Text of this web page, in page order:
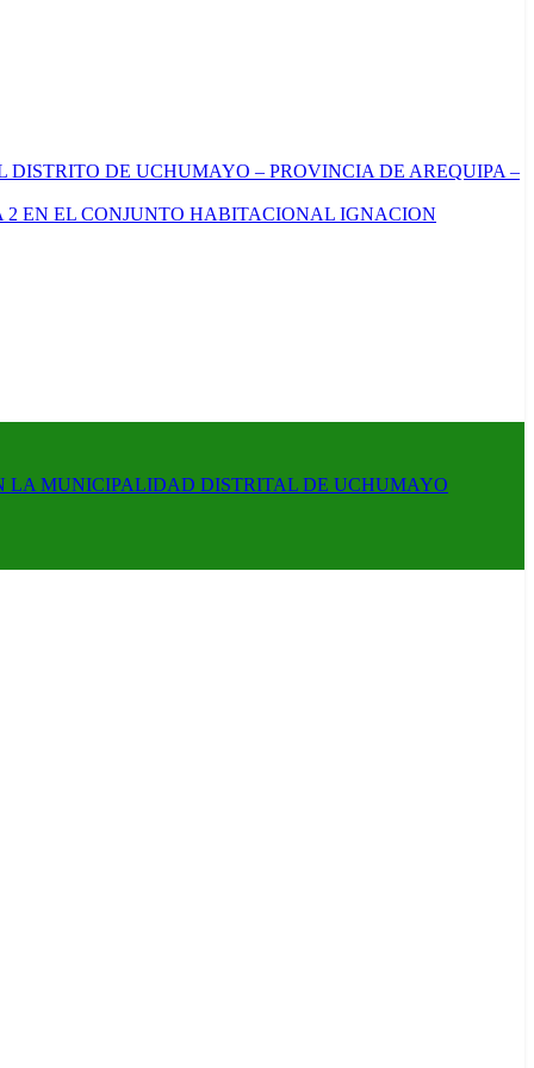
DISTRITO DE UCHUMAYO – PROVINCIA DE AREQUIPA –
EN EL CONJUNTO HABITACIONAL IGNACION
LA MUNICIPALIDAD DISTRITAL DE UCHUMAYO